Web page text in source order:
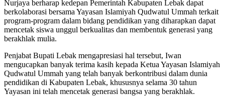
Nurjaya berharap kedepan Pemerintah Kabupaten Lebak dapat
berkolaborasi bersama Yayasan Islamiyah Qudwatul Ummah terkait
program-program dalam bidang pendidikan yang diharapkan dapat
mencetak siswa unggul berkualitas dan membentuk generasi yang
berakhlak mulia.
Penjabat Bupati Lebak mengapresiasi hal tersebut, Iwan
mengucapkan banyak terima kasih kepada Ketua Yayasan Islamiyah
Qudwatul Ummah yang telah banyak berkontribusi dalam dunia
pendidikan di Kabupaten Lebak, khususnya selama 30 tahun
Yayasan ini telah mencetak generasi bangsa yang berakhlak.